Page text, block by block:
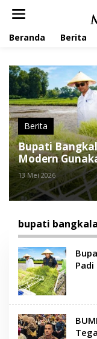
Beranda Berita
Tinjau
Rice
bupati